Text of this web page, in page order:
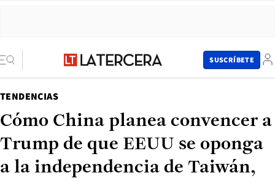
SUSCRÍBETE
TENDENCIAS
Cómo China planea convencer a
Trump de que EEUU se oponga
a la independencia de Taiwán,